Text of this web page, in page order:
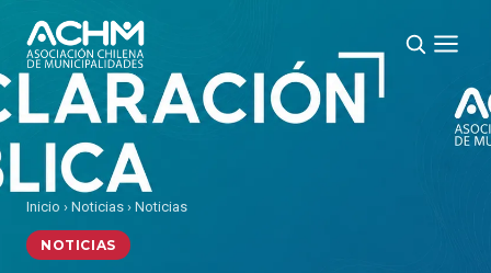
Inicio › Noticias › Noticias
NOTICIAS